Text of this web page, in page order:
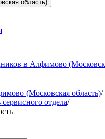
область)
в Алфимово
(Московская область)/
отдела/